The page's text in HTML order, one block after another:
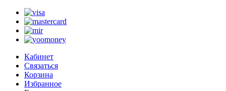
Кабинет
Связаться
Корзина
Избранное